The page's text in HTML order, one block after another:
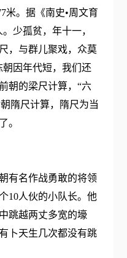
米。据《南史•周文育
少孤贫，年十一，
，与群儿聚戏，众莫
因年代短，我们还
朝的梁尺计算，“六
隋尺计算，隋尺为当
。
有名作战勇敢的将领
10人伙的小队长。他
跳越两丈多宽的壕
卜天生几次都没有跳